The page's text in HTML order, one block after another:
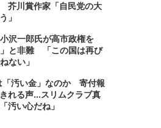
芥川賞作家「自民党の大
」
沢一郎氏が高市政権を
」と非難 「この国は再び
ない」
「汚い金」なのか 寄付報
れる声...スリムクラブ真
汚い心だね」